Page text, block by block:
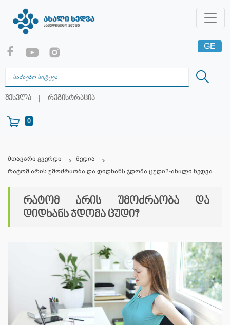
შესვლა | რეგისტრაცია
0
GE
RU
მთავარი გვერდი
მედია
რატომ არის უმოძრაობა და დიდხანს ჯდომა ცუდი?-ახალი ხედვა
რატომ არის უმოძრაობა და
დიდხანს ჯდომა ცუდი?